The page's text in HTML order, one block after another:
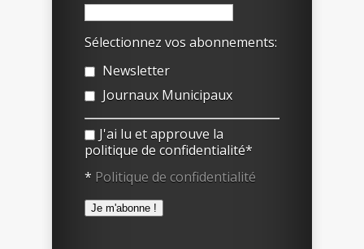
Sélectionnez vos abonnements:
Newsletter
Journaux Municipaux
J'ai lu et approuve la
politique de confidentialité*
* Politique de confidentialité